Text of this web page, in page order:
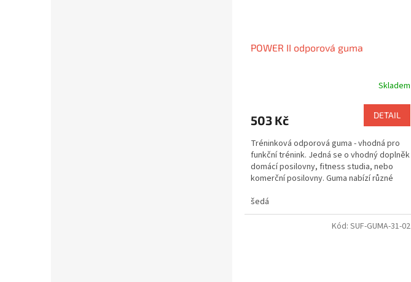
POWER II odporová guma
Skladem
503 Kč DETAIL
Tréninková odporová guma - vhodná pro
funkční trénink. Jedná se o vhodný doplněk
domácí posilovny, fitness studia, nebo
komerční posilovny. Guma nabízí různé
šedá
Kód: SUF-GUMA-31-02